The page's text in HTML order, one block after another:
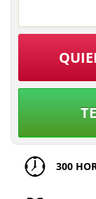
300